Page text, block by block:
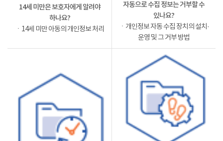
14세 미만은 보호자에게 알려야
하나요?
ㆍ14세 미만 아동의 개인정보 처리
자동으로 수집 정보는 거부할 수
있나요?
ㆍ개인정보 자동 수집 장치의 설치·
운영 및 그 거부 방법